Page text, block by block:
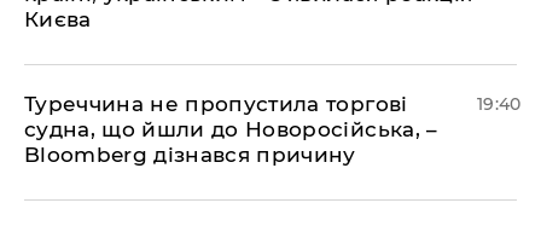
Києва
Туреччина не пропустила торгові
судна, що йшли до Новоросійська, –
Bloomberg дізнався причину
19:40